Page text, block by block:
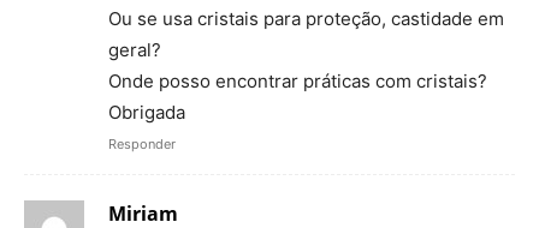
Ou se usa cristais para proteção, castidade em
geral?
Onde posso encontrar práticas com cristais?
Obrigada
Responder
Miriam